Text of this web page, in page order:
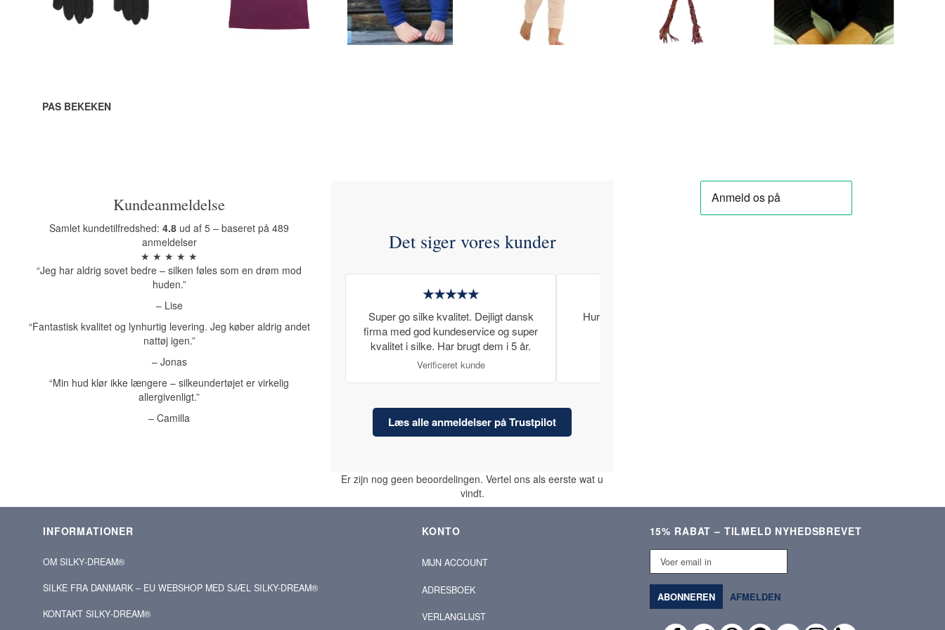
Bekijk alle opties
Bekijk alle opties Bekijk alle opties Bekijk alle opties
VOEG TOE
AAN
WINKELWAGEN
AAN
WINKELWAGEN
PAS BEKEKEN
Kundeanmeldelse
Samlet kundetilfredshed:4.8 ud af 5 – baseret på 489
anmeldelser
★ ★ ★ ★ ★
“Jeg har aldrig sovet bedre – silken føles som en drøm mod
huden.”
– Lise
“Fantastisk kvalitet og lynhurtig levering. Jeg køber aldrig andet
nattøj igen.”
– Jonas
“Min hud klør ikke længere – silkeundertøjet er virkelig
allergivenligt.”
– Camilla
Det siger vores kunder
★★★★★
Super go silke kvalitet. Dejligt dansk
firma med god kundeservice og super
kvalitet i silke. Har brugt dem i 5 år.
Verificeret kunde
Hurtig levering og lækre produkter.
Læs alle anmeldelser på Trustpilot
Er zijn nog geen beoordelingen. Vertel ons als eerste wat u
vindt.
INFORMATIONER
OM SILKY‑DREAM®
SILKE FRA DANMARK – EU WEBSHOP MED SJÆL SILKY-DREAM®
KONTAKT SILKY‑DREAM®
KONTO
MIJN ACCOUNT
ADRESBOEK
VERLANGLIJST
15% RABAT – TILMELD NYHEDSBREVET
email
ABONNEREN AFMELDEN